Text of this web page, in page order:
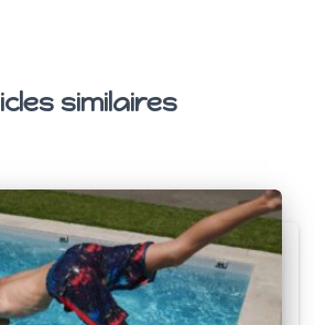
similaires